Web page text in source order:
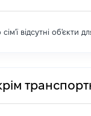
відсутні об'єкти